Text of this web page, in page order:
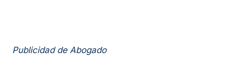
Publicidad de Abogado